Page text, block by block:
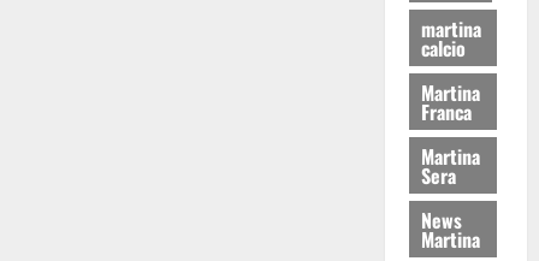
martina
calcio
Martina
Franca
Martina
Sera
News
Martina